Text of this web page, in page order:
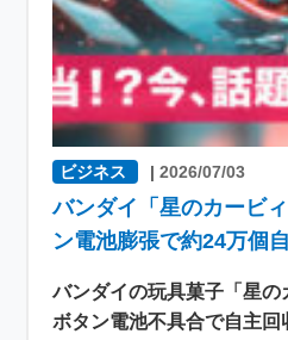
ビジネス |2026/07/03
バンダイ「星のカービ
ン電池膨張で約24万個
バンダイの玩具菓子「星の
ボタン電池不具合で自主